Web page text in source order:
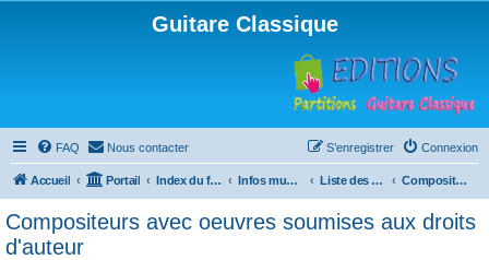
Guitare Classique
FAQ Nous contacter Connexion
S’enregistrer
Accueil Portail Index du forum Infos musicales Liste des compositeurs de musique pour guitare Compositeurs avec oeuvres soumises aux droits d'auteur
Compositeurs avec oeuvres soumises aux droits
d'auteur